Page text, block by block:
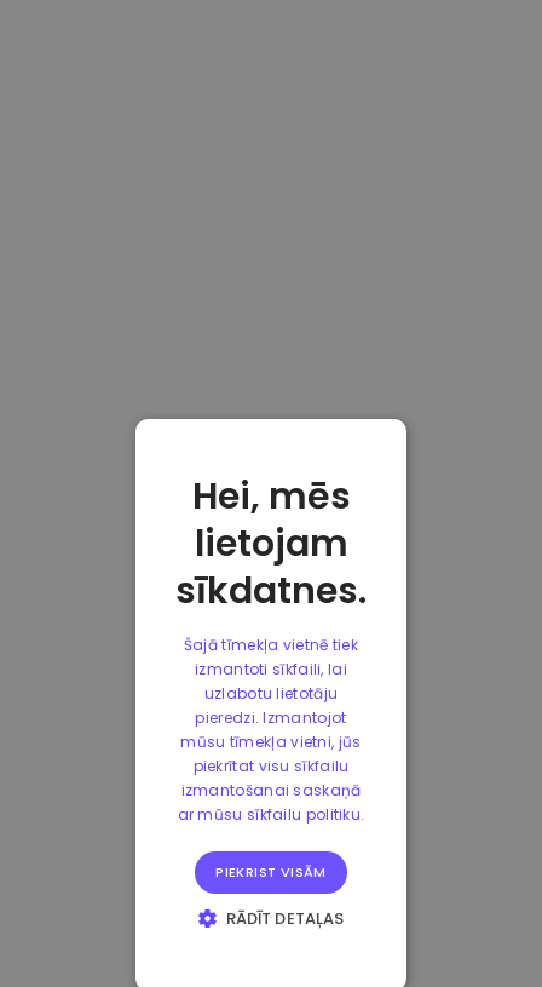
Hei, mēs
lietojam
sīkdatnes.
Šajā tīmekļa vietnē tiek
izmantoti sīkfaili, lai
uzlabotu lietotāju
pieredzi. Izmantojot
mūsu tīmekļa vietni, jūs
piekrītat visu sīkfailu
izmantošanai saskaņā
ar mūsu sīkfailu politiku.
PIEKRIST VISĀM
RĀDĪT DETAĻAS